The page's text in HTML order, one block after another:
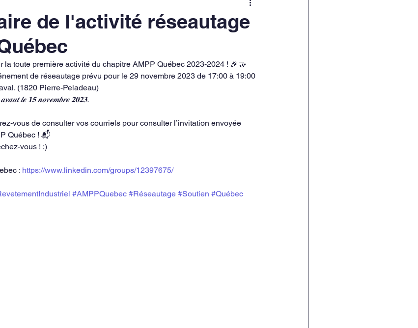
de l'activité réseautage
la toute première activité du chapitre AMPP Québec 2023-2024 ! 🎉🤝
de réseautage prévu pour le 29 novembre 2023 de 17:00 à 19:00
(1820 Pierre-Peladeau)
𝒂𝒗𝒂𝒏𝒕 𝒍𝒆 𝟏𝟓 𝒏𝒐𝒗𝒆𝒎𝒃𝒓𝒆 𝟐𝟎𝟐𝟑.
vous de consulter vos courriels pour consulter l’invitation envoyée
Québec ! 📬
vous ! ;)
: https://www.linkedin.com/groups/12397675/
#AMPPQuebec #Réseautage #Soutien #Québec